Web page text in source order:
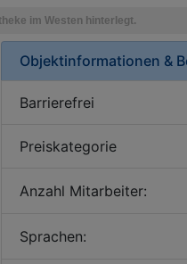
Objektinformationen &
Barrierefrei
Preiskategorie
Anzahl Mitarbeiter:
Sprachen: